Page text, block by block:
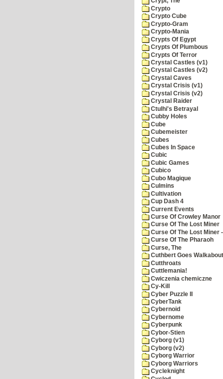
Crypto
Crypto Cube
Crypto-Gram
Crypto-Mania
Crypts Of Egypt
Crypts Of Plumbous
Crypts Of Terror
Crystal Castles (v1)
Crystal Castles (v2)
Crystal Caves
Crystal Crisis (v1)
Crystal Crisis (v2)
Crystal Raider
Ctulhi's Betrayal
Cubby Holes
Cube
Cubemeister
Cubes
Cubes In Space
Cubic
Cubic Games
Cubico
Cubo Magique
Culmins
Cultivation
Cup Dash 4
Current Events
Curse Of Crowley Manor
Curse Of The Lost Miner
Curse Of The Lost Miner
Curse Of The Pharaoh
Curse, The
Cuthbert Goes Walkabout
Cutthroats
Cuttlemania!
Cwiczenia chemiczne
Cy-Kill
Cyber Puzzle II
CyberTank
Cybernoid
Cybernome
Cyberpunk
Cybor-Stien
Cyborg (v1)
Cyborg (v2)
Cyborg Warrior
Cyborg Warriors
Cycleknight